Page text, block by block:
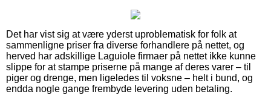
Det har vist sig at være yderst uproblematisk for folk at
sammenligne priser fra diverse forhandlere på nettet, og
herved har adskillige Laguiole firmaer på nettet ikke kunne
slippe for at stampe priserne på mange af deres varer – til
piger og drenge, men ligeledes til voksne – helt i bund, og
endda nogle gange frembyde levering uden betaling.